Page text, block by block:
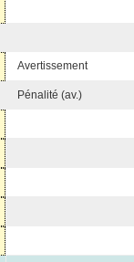
Avertissement
Pénalité (av.)